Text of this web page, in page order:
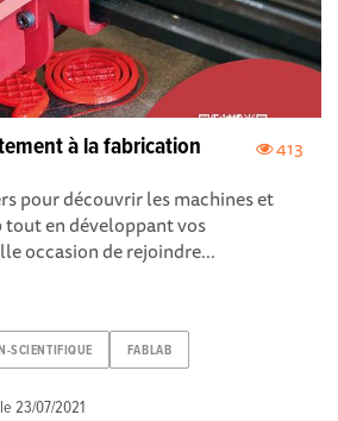
413
à la fabrication
pour découvrir les machines et
tout en développant vos
occasion de rejoindre...
SCIENTIFIQUE FABLAB
le23/07/2021